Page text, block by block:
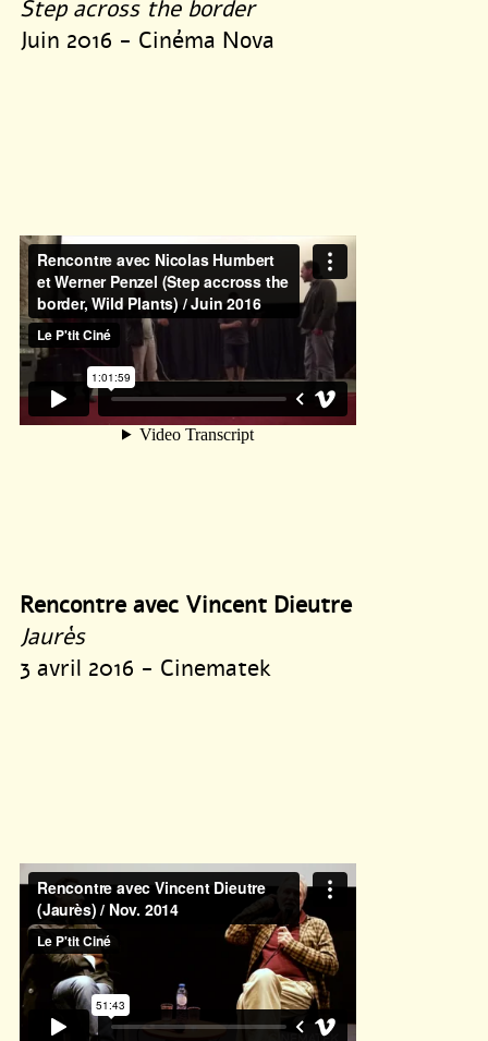
Step across the border
Juin 2016 - Cinéma Nova
Rencontre avec Vincent Dieutre
Jaurès
3 avril 2016 - Cinematek